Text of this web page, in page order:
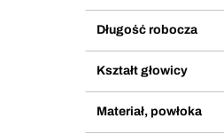
Długość robocza
Kształt głowicy
Materiał, powłoka